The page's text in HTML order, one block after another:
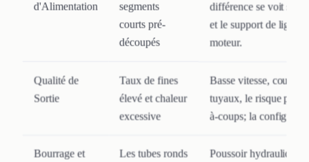
d'Alimentation segments
courts pré-
découpés
différence se voit
et le support de ligne
moteur.
Qualité de
Sortie
Taux de fines
élevé et chaleur
excessive
Basse vitesse, couple
tuyaux, le risque
à-coups; la
Bourrage et Les tubes ronds Poussoir hydraulique